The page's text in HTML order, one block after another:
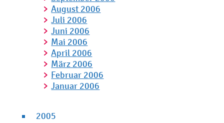
August 2006
Juli 2006
Juni 2006
Mai 2006
April 2006
März 2006
Februar 2006
Januar 2006
2005